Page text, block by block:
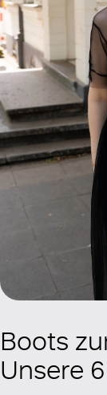
Boots
Unsere